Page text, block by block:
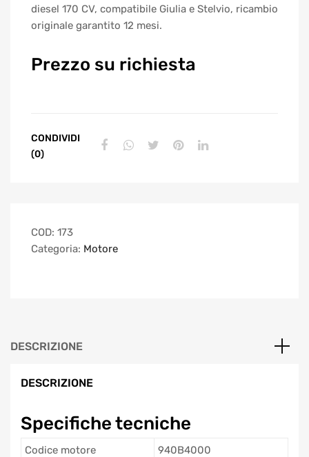
diesel 170 CV, compatibile Giulia e Stelvio, ricambio
originale garantito 12 mesi.
Prezzo su richiesta
CONDIVIDI
(0)
COD: 173
Categoria: Motore
DESCRIZIONE
DESCRIZIONE
Specifiche tecniche
Codice motore
940B4000